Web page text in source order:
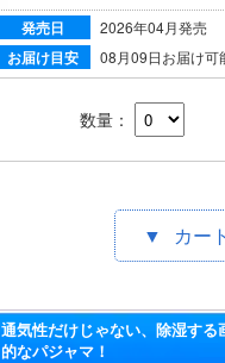
発売日 2026年04月発売
お届け目安 08月09日お届け可
数量：
▼ カー
通気性だけじゃない、除湿する
的なパジャマ！